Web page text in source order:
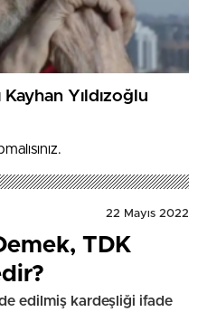
Kayhan Yıldızoğlu
22 Mayıs 2022
TDK
edilmiş kardeşliği ifade